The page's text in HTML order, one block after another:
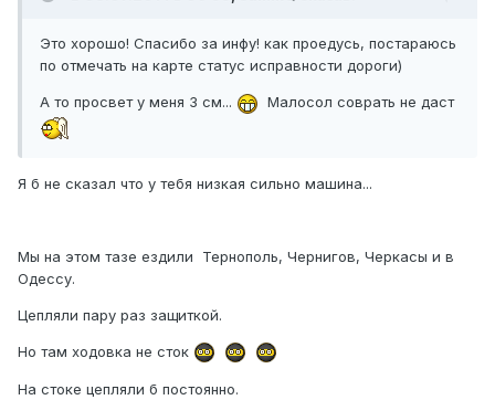
Это хорошо! Спасибо за инфу! как проедусь, постараюсь
по отмечать на карте статус исправности дороги)
А то просвет у меня 3 см... Малосол соврать не даст
Я б не сказал что у тебя низкая сильно машина...
Мы на этом тазе ездили Тернополь, Чернигов, Черкасы и в
Одессу.
Цепляли пару раз защиткой.
Но там ходовка не сток
На стоке цепляли б постоянно.